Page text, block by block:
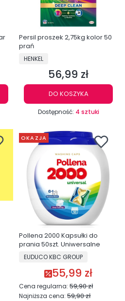
Persil proszek 2,75kg kolor 50
prań
PRODUCENT
HENKEL
Cena
56,99 zł
DO KOSZYKA
Dostępność: 4 sztuki
OKAZJA
Pollena 2000 Kapsułki do
prania 50szt. Uniwersalne
PRODUCENT
EUDUCO KBC GROUP
Cena promocyjna
55,99 zł
Cena regularna: 59,90 zł
Najniższa cena: 59,90 zł